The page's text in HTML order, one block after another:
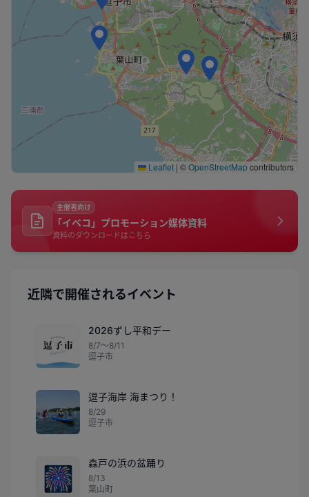
Leaflet | ©OpenStreetMapcontributors
主催者向け
「イベコ」プロモーション媒体資料
資料のダウンロードはこちら
近隣で開催されるイベント
2026ずし平和デー
8/7〜8/11
逗子市
逗子海岸 海まつり！
8/29
逗子市
🎆
森戸の浜の盆踊り
8/13
葉山町